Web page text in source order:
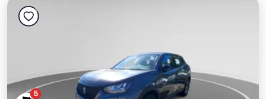
5